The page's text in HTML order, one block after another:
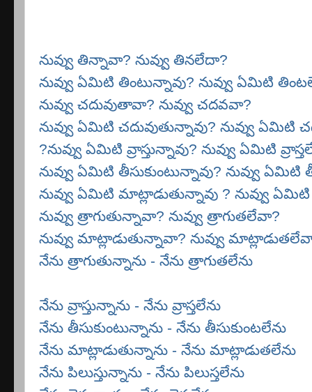
నువ్వు తిన్నావా? నువ్వు తినలేదా?
నువ్వు ఏమిటి తింటున్నావు? నువ్వు ఏమిటి
నువ్వు చదువుతావా? నువ్వు చదవవా?
నువ్వు ఏమిటి చదువుతున్నావు? నువ్వు ఏమిటి
?నువ్వు ఏమిటి వ్రాస్తున్నావు? నువ్వు ఏమిటి
నువ్వు ఏమిటి తీసుకుంటున్నావు? నువ్వు ఏమిటి
నువ్వు ఏమిటి మాట్లాడుతున్నావు ? నువ్వు
నువ్వు త్రాగుతున్నావా? నువ్వు త్రాగుతలేవా?
నువ్వు మాట్లాడుతున్నావా? నువ్వు
నేను త్రాగుతున్నాను - నేను త్రాగుతలేను
నేను వ్రాస్తున్నాను - నేను వ్రాస్తలేను
నేను తీసుకుంటున్నాను - నేను తీసుకుంటలేను
నేను మాట్లాడుతున్నాను - నేను మాట్లాడుతలేను
నేను పిలుస్తున్నాను - నేను పిలుస్తలేను